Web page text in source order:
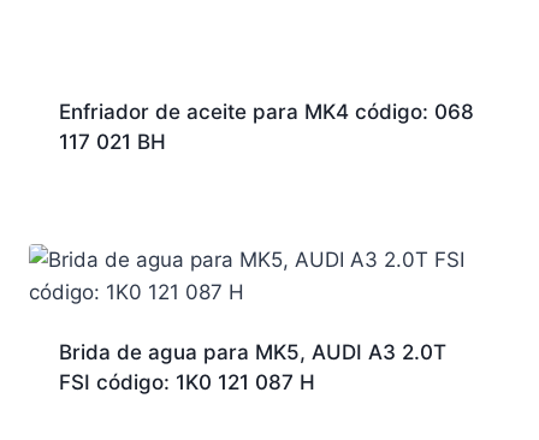
Enfriador de aceite para MK4 código: 068
117 021 BH
Brida de agua para MK5, AUDI A3 2.0T
FSI código: 1K0 121 087 H